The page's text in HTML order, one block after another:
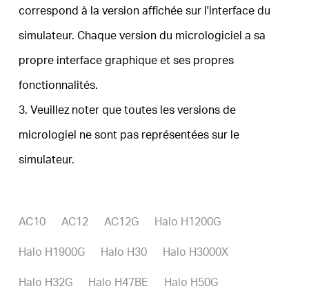
correspond à la version affichée sur l'interface du
simulateur. Chaque version du micrologiciel a sa
propre interface graphique et ses propres
fonctionnalités.
3. Veuillez noter que toutes les versions de
micrologiel ne sont pas représentées sur le
simulateur.
AC10 AC12 AC12G Halo H1200G
Halo H1900G Halo H30 Halo H3000X
Halo H32G Halo H47BE Halo H50G